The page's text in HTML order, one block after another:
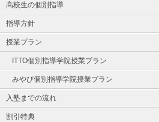
高校生の個別指導
指導方針
授業プラン
ITTO個別指導学院授業プラン
みやび個別指導学院授業プラン
入塾までの流れ
割引特典